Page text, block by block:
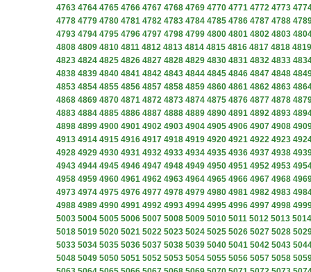
4763 4764 4765 4766 4767 4768 4769 4770 4771 4772 4773
4778 4779 4780 4781 4782 4783 4784 4785 4786 4787 4788
4793 4794 4795 4796 4797 4798 4799 4800 4801 4802 4803
4808 4809 4810 4811 4812 4813 4814 4815 4816 4817 4818 4819
4823 4824 4825 4826 4827 4828 4829 4830 4831 4832 4833
4838 4839 4840 4841 4842 4843 4844 4845 4846 4847 4848
4853 4854 4855 4856 4857 4858 4859 4860 4861 4862 4863
4868 4869 4870 4871 4872 4873 4874 4875 4876 4877 4878
4883 4884 4885 4886 4887 4888 4889 4890 4891 4892 4893
4898 4899 4900 4901 4902 4903 4904 4905 4906 4907 4908
4913 4914 4915 4916 4917 4918 4919 4920 4921 4922 4923
4928 4929 4930 4931 4932 4933 4934 4935 4936 4937 4938
4943 4944 4945 4946 4947 4948 4949 4950 4951 4952 4953
4958 4959 4960 4961 4962 4963 4964 4965 4966 4967 4968
4973 4974 4975 4976 4977 4978 4979 4980 4981 4982 4983
4988 4989 4990 4991 4992 4993 4994 4995 4996 4997 4998
5003 5004 5005 5006 5007 5008 5009 5010 5011 5012 5013 5014
5018 5019 5020 5021 5022 5023 5024 5025 5026 5027 5028
5033 5034 5035 5036 5037 5038 5039 5040 5041 5042 5043
5048 5049 5050 5051 5052 5053 5054 5055 5056 5057 5058